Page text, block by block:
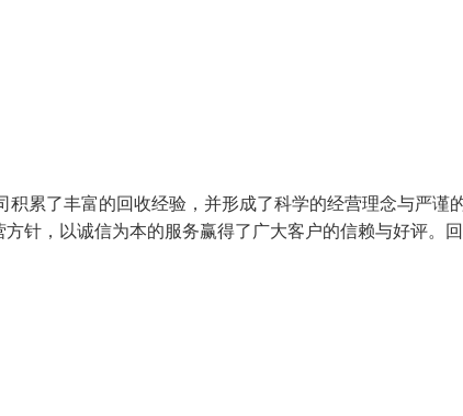
累了丰富的回收经验，并形成了科学的经营理念与严谨
针，以诚信为本的服务赢得了广大客户的信赖与好评。